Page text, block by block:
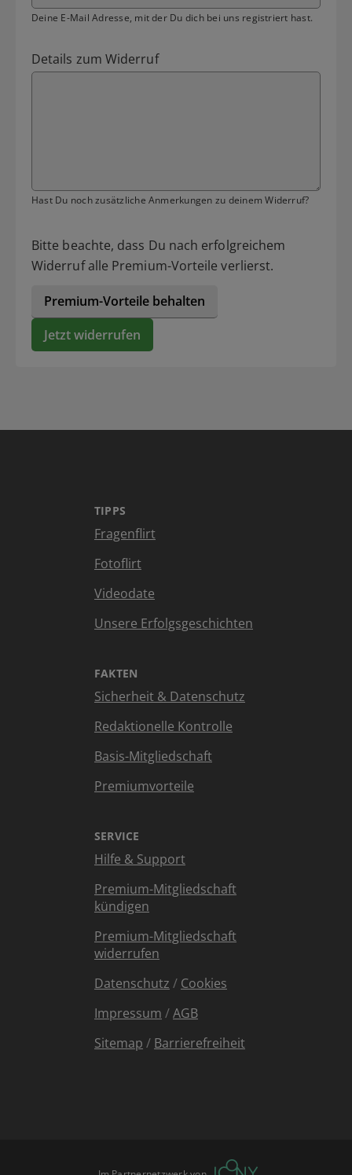
Deine E-Mail Adresse, mit der Du dich bei uns registriert hast.
Details zum Widerruf
Hast Du noch zusätzliche Anmerkungen zu deinem Widerruf?
Bitte beachte, dass Du nach erfolgreichem
Widerruf alle Premium-Vorteile verlierst.
Premium-Vorteile behalten
Jetzt widerrufen
TIPPS
Fragenflirt
Fotoflirt
Videodate
Unsere Erfolgsgeschichten
FAKTEN
Sicherheit & Datenschutz
Redaktionelle Kontrolle
Basis-Mitgliedschaft
Premiumvorteile
SERVICE
Hilfe & Support
Premium-Mitgliedschaft
kündigen
Premium-Mitgliedschaft
widerrufen
Datenschutz / Cookies
Impressum /AGB
Sitemap / Barrierefreiheit